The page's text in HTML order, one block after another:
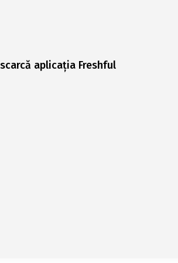
aplicația Freshful